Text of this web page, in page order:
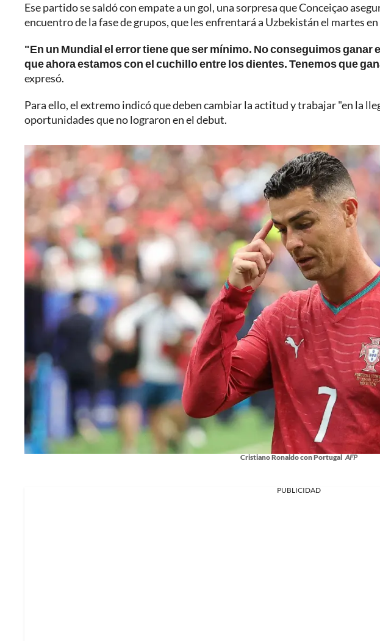
Ese partido se saldó con empate a un gol, una sorpresa que Conceiçao
encuentro de la fase de grupos, que les enfrentará a Uzbekistán el martes
"En un Mundial el error tiene que ser mínimo. No conseguimos ganar
que ahora estamos con el cuchillo entre los dientes. Tenemos que
expresó.
Para ello, el extremo indicó que deben cambiar la actitud y trabajar "en la
oportunidades que no lograron en el debut.
Cristiano Ronaldo con Portugal AFP
PUBLICIDAD